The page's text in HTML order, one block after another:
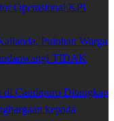
Operasional KPI
Puluhan Warga
TIDAK
Candipuro Ditangkap
kepada